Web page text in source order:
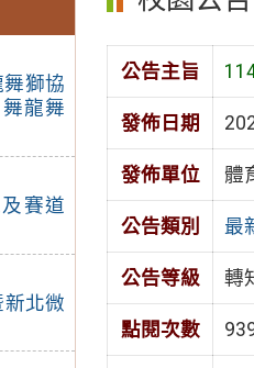
獅協
龍舞
賽道
北微
公告主旨
發佈日期
發佈單位 體
公告類別 最
公告等級 轉
點閱次數